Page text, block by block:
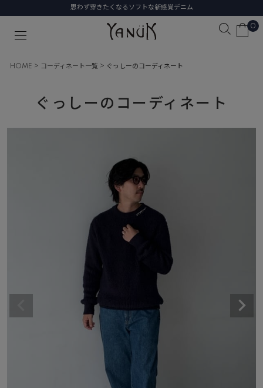
思わず穿きたくなるソフトな新感覚デニム
0
HOME コーディネート一覧 ぐっしーのコーディネート
ぐっしーのコーディネート